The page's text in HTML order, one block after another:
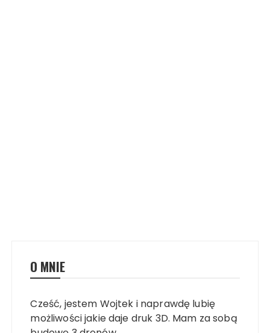
O MNIE
Cześć, jestem Wojtek i naprawdę lubię
możliwości jakie daje druk 3D. Mam za sobą